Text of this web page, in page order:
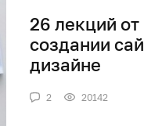
26 лекций
создании
дизайне
2 20142